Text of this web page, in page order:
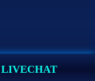
LIVECHAT